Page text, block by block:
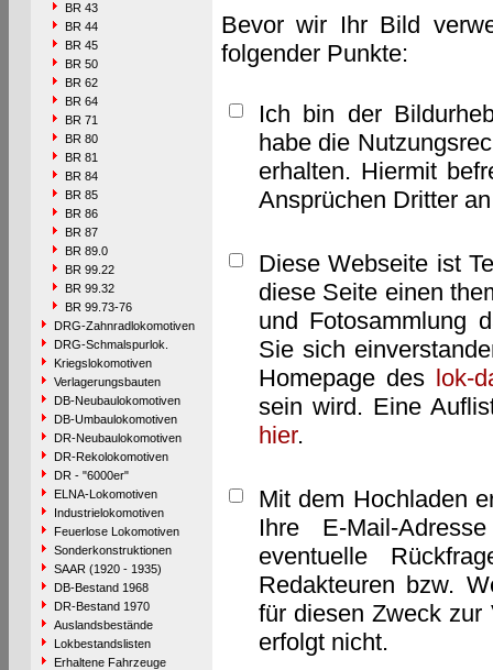
BR 43
BR 44
BR 45
BR 50
BR 62
BR 64
BR 71
BR 80
BR 81
BR 84
BR 85
BR 86
BR 87
BR 89.0
BR 99.22
BR 99.32
BR 99.73-76
DRG-Zahnradlokomotiven
DRG-Schmalspurlok.
Kriegslokomotiven
Verlagerungsbauten
DB-Neubaulokomotiven
DB-Umbaulokomotiven
DR-Neubaulokomotiven
DR-Rekolokomotiven
DR - "6000er"
ELNA-Lokomotiven
Industrielokomotiven
Feuerlose Lokomotiven
Sonderkonstruktionen
SAAR (1920 - 1935)
DB-Bestand 1968
DR-Bestand 1970
Auslandsbestände
Lokbestandslisten
Erhaltene Fahrzeuge
Bevor wir Ihr Bild
folgender Punkte:
Ich bin der
habe die
erhalten. Hiermit
Ansprüchen Dritter
Diese Webseite ist
diese Seite einen
und Fotosammlung
Sie sich
Homepage des lok-
sein wird. Eine
hier.
Mit dem Hochladen
Ihre E-Mail-
eventuelle
Redakteuren bzw.
für diesen Zweck zur
erfolgt nicht.